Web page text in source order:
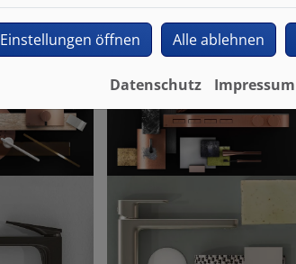
Einstellungen öffnen Alle ablehnen
Datenschutz Impressum